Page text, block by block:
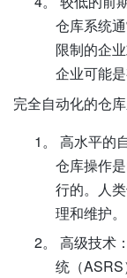
仓库系统
限制的企
企业可能是
完全自动化的仓库
1。 高水平的
仓库操作
行的。人
理和维护。
2。 高级技术
统（